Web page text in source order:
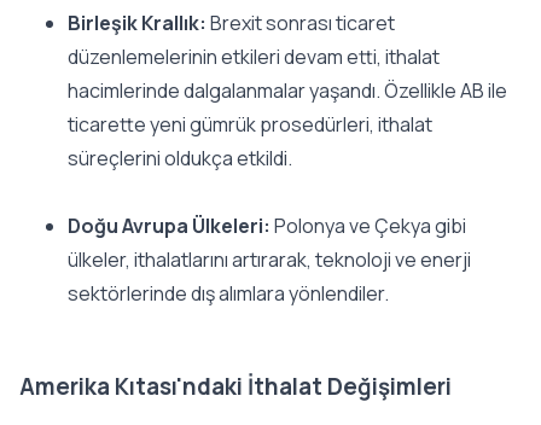
Birleşik Krallık: Brexit sonrası ticaret
düzenlemelerinin etkileri devam etti, ithalat
hacimlerinde dalgalanmalar yaşandı. Özellikle AB ile
ticarette yeni gümrük prosedürleri, ithalat
süreçlerini oldukça etkildi.
Doğu Avrupa Ülkeleri: Polonya ve Çekya gibi
ülkeler, ithalatlarını artırarak, teknoloji ve enerji
sektörlerinde dış alımlara yönlendiler.
Amerika Kıtası'ndaki İthalat Değişimleri